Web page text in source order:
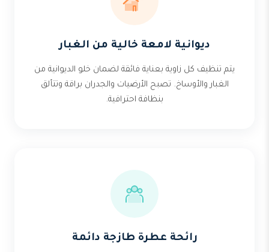
ديوانية لامعة خالية من الغبار
يتم تنظيف كل زاوية بعناية فائقة لضمان خلو الديوانية من
الغبار والأوساخ. تصبح الأرضيات والجدران براقة وتتألق
بنظافة احترافية.
رائحة عطرة طازجة دائمة